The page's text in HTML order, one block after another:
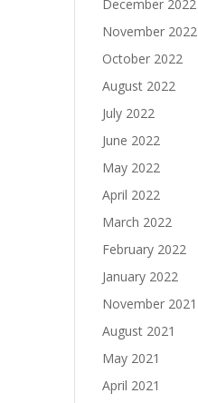
December 2022
November 2022
October 2022
August 2022
July 2022
June 2022
May 2022
April 2022
March 2022
February 2022
January 2022
November 2021
August 2021
May 2021
April 2021